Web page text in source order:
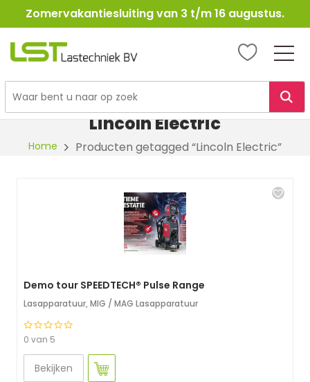
Ga
naar
inhoud
Zomervakantiesluiting van 3 t/m 16 augustus.
LST
Lincoln Electric
Home Producten getagged “Lincoln Electric”
Demo tour SPEEDTECH® Pulse Range
Lasapparatuur, MIG / MAG Lasapparatuur
0 van 5
Bekijken